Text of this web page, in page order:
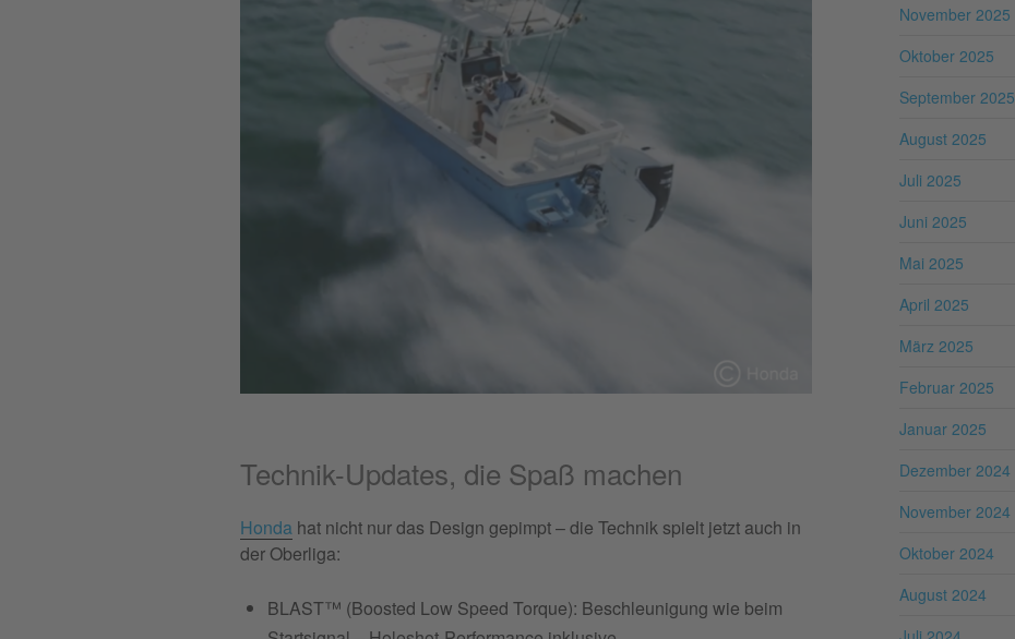
Technik-Updates, die Spaß machen
Honda hat nicht nur das Design gepimpt – die Technik spielt jetzt auch in
der Oberliga:
BLAST™ (Boosted Low Speed Torque): Beschleunigung wie beim
November 2025
Oktober 2025
September 2025
August 2025
Juli 2025
Juni 2025
Mai 2025
April 2025
März 2025
Februar 2025
Januar 2025
Dezember 2024
November 2024
Oktober 2024
August 2024